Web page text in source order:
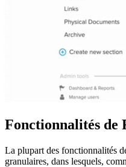
Fonctionnalités de
La plupart des fonctionnalités
granulaires, dans lesquels,